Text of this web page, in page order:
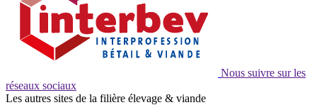
Nous suivre sur les
réseaux sociaux
Les autres sites de la filière élevage & viande